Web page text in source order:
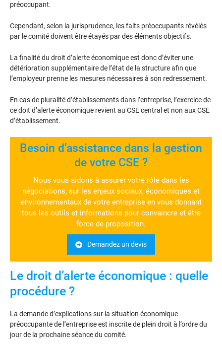
préoccupant.
Cependant, selon la jurisprudence, les faits préoccupants révélés
par le comité doivent être étayés par des éléments objectifs.
La finalité du droit d’alerte économique est donc d’éviter une
détérioration supplémentaire de l’état de la structure afin que
l’employeur prenne les mesures nécessaires à son redressement.
En cas de pluralité d’établissements dans l’entreprise, l’exercice de
ce doit d’alerte économique revient au CSE central et non aux CSE
d’établissement.
Besoin d’assistance dans la gestion
de votre CSE ?
Nous vous aidons à assurer votre rôle dans les
négociations, sur les enjeux sociaux, économiques et
environnementaux de votre entreprise en vous donnant
tous les outils et informations pour convaincre et être
force de proposition.
Demandez un devis
Le droit d’alerte économique : quelle
procédure ?
La demande d’explications sur la situation économique
préoccupante de l’entreprise est inscrite de plein droit à l’ordre du
jour de la prochaine séance du comité.